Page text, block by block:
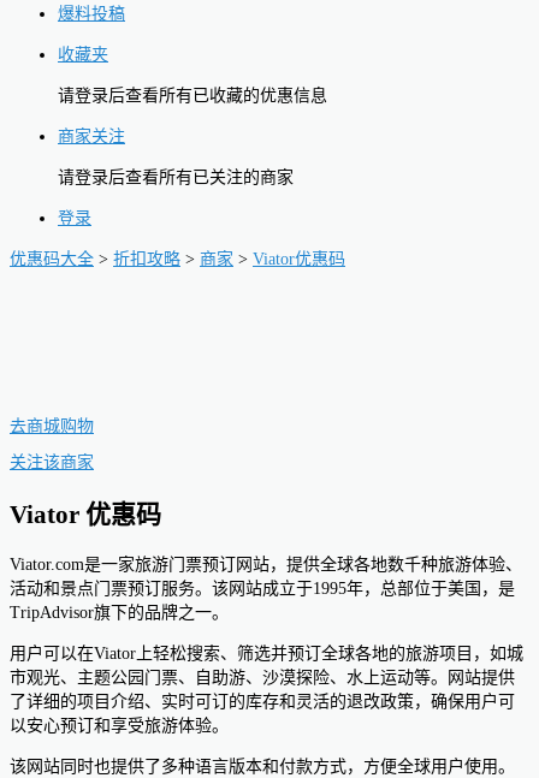
爆料投稿
收藏夹
请登录后查看所有已收藏的优惠信息
商家关注
请登录后查看所有已关注的商家
登录
优惠码大全 > 折扣攻略 > 商家 > Viator优惠码
去商城购物
关注该商家
Viator 优惠码
Viator.com是一家旅游门票预订网站，提供全球各地数千种旅游体验、
活动和景点门票预订服务。该网站成立于1995年，总部位于美国，是
TripAdvisor旗下的品牌之一。
用户可以在Viator上轻松搜索、筛选并预订全球各地的旅游项目，如城
市观光、主题公园门票、自助游、沙漠探险、水上运动等。网站提供
了详细的项目介绍、实时可订的库存和灵活的退改政策，确保用户可
以安心预订和享受旅游体验。
该网站同时也提供了多种语言版本和付款方式，方便全球用户使用。